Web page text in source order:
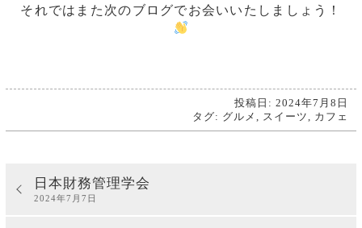
それではまた次のブログでお会いいたしましょう！
投稿日: 2024年7月8日
タグ: グルメ, スイーツ, カフェ
日本財務管理学会
2024年7月7日